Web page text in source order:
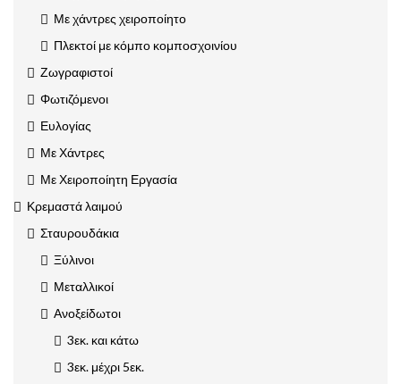
Με χάντρες χειροποίητο
Πλεκτοί με κόμπο κομποσχοινίου
Ζωγραφιστοί
Φωτιζόμενοι
Ευλογίας
Με Χάντρες
Με Χειροποίητη Εργασία
Κρεμαστά λαιμού
Σταυρουδάκια
Ξύλινοι
Μεταλλικοί
Ανοξείδωτοι
3εκ. και κάτω
3εκ. μέχρι 5εκ.